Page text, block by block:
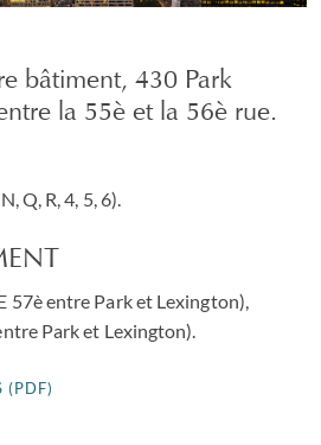
bâtiment, 430 Park
la 55è et la 56è rue.
Q, R, 4, 5, 6).
57è entre Park et Lexington),
Park et Lexington).
(PDF)